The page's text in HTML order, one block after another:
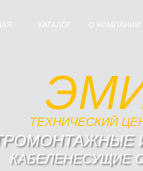
КАТАЛОГ О КОМПАНИИ
КАБЕЛЕНЕСУЩИЕ
ТЕХНИЧЕСКИЙ